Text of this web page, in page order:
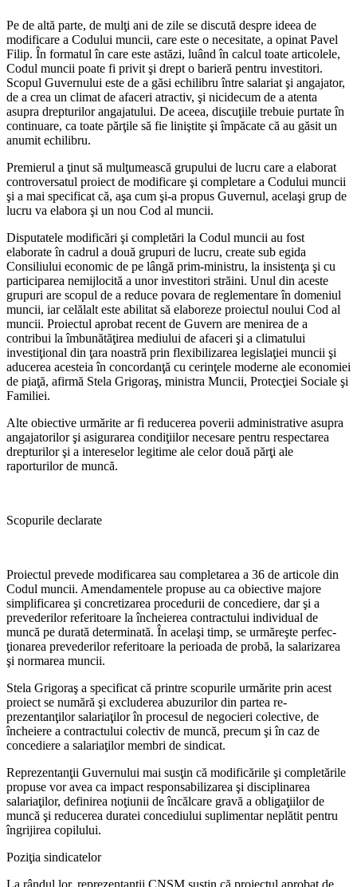
Pe de altă parte, de mulţi ani de zile se discută despre ideea de
modificare a Codului muncii, care este o necesitate, a opinat Pavel
Filip. În formatul în care este as­tăzi, luând în calcul toate articole­le,
Codul muncii poate fi privit şi drept o barieră pentru investitori.
Scopul Guvernului este de a găsi echilibru între salariat şi angaja­tor,
de a crea un climat de afaceri atractiv, şi nicidecum de a atenta
asupra drepturilor angajatului. De aceea, discuţiile trebuie purtate în
continuare, ca toate părţile să fie liniştite şi împăcate că au găsit un
anumit echilibru.
Premierul a ţinut să mulţu­mească grupului de lucru care a elaborat
controversatul proiect de modificare şi completare a Codului muncii
şi a mai specificat că, aşa cum şi-a propus Guvernul, acelaşi grup de
lucru va elabora şi un nou Cod al muncii.
Disputatele modificări şi com­pletări la Codul muncii au fost
elaborate în cadrul a două gru­puri de lucru, create sub egida
Consiliului economic de pe lângă prim-ministru, la insistenţa şi cu
participarea nemijlocită a unor investitori străini. Unul din aces­te
grupuri are scopul de a reduce povara de reglementare în dome­niul
muncii, iar celălalt este abili­tat să elaboreze proiectul noului Cod al
muncii. Proiectul aprobat recent de Guvern are menirea de a
contribui la îmbunătăţirea me­diului de afaceri şi a climatului
investiţional din ţara noastră prin flexibilizarea legislaţiei muncii şi
aducerea acesteia în concordanţă cu cerinţele moderne ale econo­miei
de piaţă, afirmă Stela Gri­goraş, ministra Muncii, Protecţiei Sociale şi
Familiei.
Alte obiective urmărite ar fi reducerea poverii administrative asupra
angajatorilor şi asigurarea condiţiilor necesare pentru res­pectarea
drepturilor şi a interese­lor legitime ale celor două părţi ale
raporturilor de muncă.
Scopurile declarate
Proiectul prevede modificarea sau completarea a 36 de articole din
Codul muncii. Amendamen­tele propuse au ca obiective ma­jore
simplificarea şi concretizarea procedurii de concediere, dar şi a
prevederilor referitoare la înche­ierea contractului individual de
muncă pe durată determinată. În acelaşi timp, se urmăreşte perfec­
ţionarea prevederilor referitoare la perioada de probă, la salariza­rea
şi normarea muncii.
Stela Grigoraş a specificat că printre scopurile urmărite prin acest
proiect se numără şi exclu­derea abuzurilor din partea re­
prezentanţilor salariaţilor în procesul de negocieri colective, de
încheiere a contractului colectiv de muncă, precum şi în caz de
concediere a salariaţilor membri de sindicat.
Reprezentanţii Guvernului mai susţin că modificările şi comple­tările
propuse vor avea ca impact responsabilizarea şi disciplina­rea
salariaţilor, definirea noţiunii de încălcare gravă a obligaţiilor de
muncă şi reducerea duratei concediului suplimentar neplătit pentru
îngrijirea copilului.
Poziţia sindicatelor
La rândul lor, reprezentanţii CNSM susţin că proiectul aprobat de